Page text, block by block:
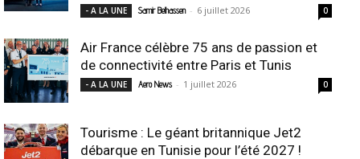
- A LA UNE Samir Belhassen - 6 juillet 2026 0
Air France célèbre 75 ans de passion et
de connectivité entre Paris et Tunis
- A LA UNE Aero News - 1 juillet 2026 0
Tourisme : Le géant britannique Jet2
débarque en Tunisie pour l’été 2027 !